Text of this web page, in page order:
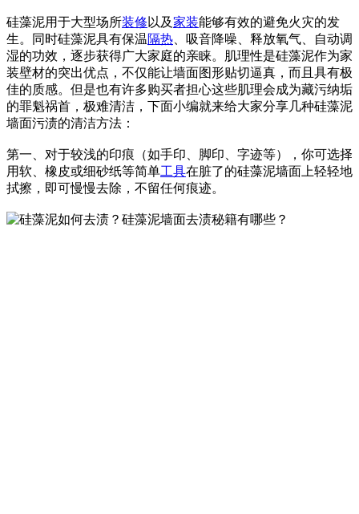
硅藻泥用于大型场所装修以及家装能够有效的避免火灾的发
生。同时硅藻泥具有保温隔热、吸音降噪、释放氧气、自动调
湿的功效，逐步获得广大家庭的亲睐。肌理性是硅藻泥作为家
装壁材的突出优点，不仅能让墙面图形贴切逼真，而且具有极
佳的质感。但是也有许多购买者担心这些肌理会成为藏污纳垢
的罪魁祸首，极难清洁，下面小编就来给大家分享几种硅藻泥
墙面污渍的清洁方法：
第一、对于较浅的印痕（如手印、脚印、字迹等），你可选择
用软、橡皮或细砂纸等简单工具在脏了的硅藻泥墙面上轻轻地
拭擦，即可慢慢去除，不留任何痕迹。